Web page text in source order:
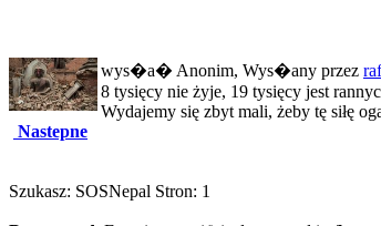
wys�a� Anonim, Wys�any przez
8 tysięcy nie żyje, 19 tysięcy jest
Wydajemy się zbyt mali, żeby tę siłę
Nastepne
Szukasz: SOSNepal Stron: 1